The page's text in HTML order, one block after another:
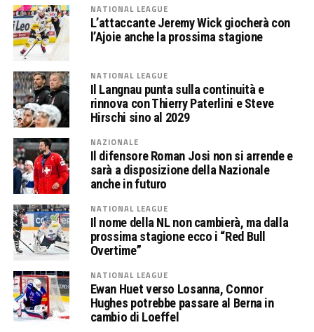
NATIONAL LEAGUE
L’attaccante Jeremy Wick giocherà con
l’Ajoie anche la prossima stagione
NATIONAL LEAGUE
Il Langnau punta sulla continuità e
rinnova con Thierry Paterlini e Steve
Hirschi sino al 2029
NAZIONALE
Il difensore Roman Josi non si arrende e
sarà a disposizione della Nazionale
anche in futuro
NATIONAL LEAGUE
Il nome della NL non cambierà, ma dalla
prossima stagione ecco i “Red Bull
Overtime”
NATIONAL LEAGUE
Ewan Huet verso Losanna, Connor
Hughes potrebbe passare al Berna in
cambio di Loeffel